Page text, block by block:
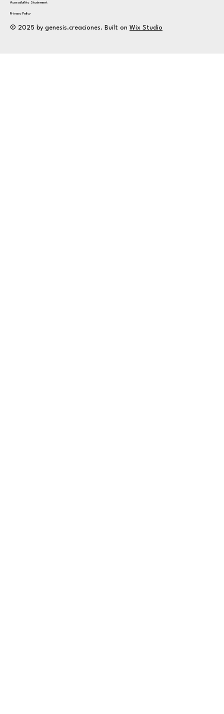
Privacy Policy
Accessibility Statement
© 2025 by genesis.creaciones. Built on Wix Studio